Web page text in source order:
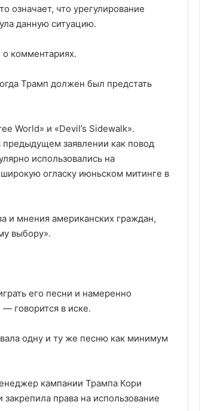
означает, что урегулирование
данную ситуацию.
о комментариях.
Трамп должен был предстать
World» и «Devil’s Sidewalk».
предыдущем заявлении как повод
использовались на
огласку июньском митинге в
и мнения американских граждан,
выбору».
его песни и намеренно
говорится в иске.
одну и ту же песню как минимум
кампании Трампа Кори
права на использование